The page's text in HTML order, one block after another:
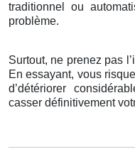
traditionnel ou
problème.
Surtout, ne prenez pas
En essayant, vous
d’détériorer
casser définitivement